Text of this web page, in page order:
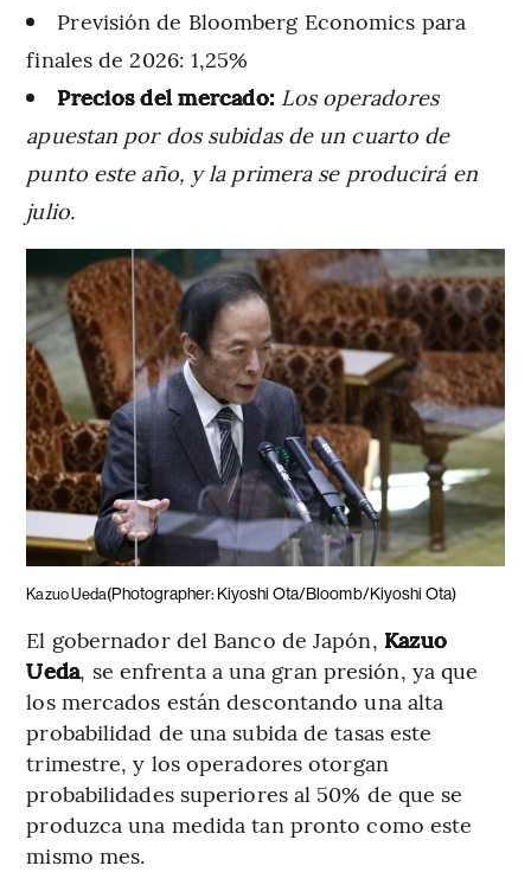
Previsión de Bloomberg Economics para
finales de 2026: 1,25%
Precios del mercado: Los operadores
apuestan por dos subidas de un cuarto de
punto este año, y la primera se producirá en
julio.
Kazuo Ueda(Photographer: Kiyoshi Ota/Bloomb/Kiyoshi Ota)
El gobernador del Banco de Japón, Kazuo
Ueda, se enfrenta a una gran presión, ya que
los mercados están descontando una alta
probabilidad de una subida de tasas este
trimestre, y los operadores otorgan
probabilidades superiores al 50% de que se
produzca una medida tan pronto como este
mismo mes.